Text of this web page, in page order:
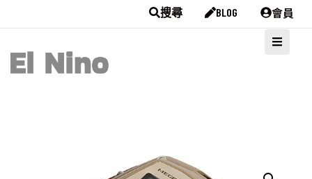
搜尋 BLOG 會員